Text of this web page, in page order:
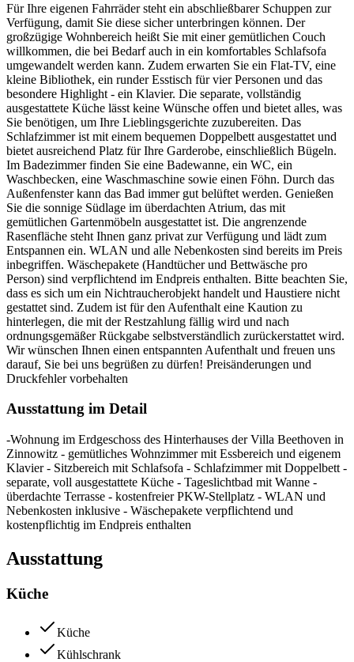
Für Ihre eigenen Fahrräder steht ein abschließbarer Schuppen zur
Verfügung, damit Sie diese sicher unterbringen können. Der
großzügige Wohnbereich heißt Sie mit einer gemütlichen Couch
willkommen, die bei Bedarf auch in ein komfortables Schlafsofa
umgewandelt werden kann. Zudem erwarten Sie ein Flat-TV, eine
kleine Bibliothek, ein runder Esstisch für vier Personen und das
besondere Highlight - ein Klavier. Die separate, vollständig
ausgestattete Küche lässt keine Wünsche offen und bietet alles, was
Sie benötigen, um Ihre Lieblingsgerichte zuzubereiten. Das
Schlafzimmer ist mit einem bequemen Doppelbett ausgestattet und
bietet ausreichend Platz für Ihre Garderobe, einschließlich Bügeln.
Im Badezimmer finden Sie eine Badewanne, ein WC, ein
Waschbecken, eine Waschmaschine sowie einen Föhn. Durch das
Außenfenster kann das Bad immer gut belüftet werden. Genießen
Sie die sonnige Südlage im überdachten Atrium, das mit
gemütlichen Gartenmöbeln ausgestattet ist. Die angrenzende
Rasenfläche steht Ihnen ganz privat zur Verfügung und lädt zum
Entspannen ein. WLAN und alle Nebenkosten sind bereits im Preis
inbegriffen. Wäschepakete (Handtücher und Bettwäsche pro
Person) sind verpflichtend im Endpreis enthalten. Bitte beachten Sie,
dass es sich um ein Nichtraucherobjekt handelt und Haustiere nicht
gestattet sind. Zudem ist für den Aufenthalt eine Kaution zu
hinterlegen, die mit der Restzahlung fällig wird und nach
ordnungsgemäßer Rückgabe selbstverständlich zurückerstattet wird.
Wir wünschen Ihnen einen entspannten Aufenthalt und freuen uns
darauf, Sie bei uns begrüßen zu dürfen! Preisänderungen und
Druckfehler vorbehalten
Ausstattung im Detail
-Wohnung im Erdgeschoss des Hinterhauses der Villa Beethoven in
Zinnowitz - gemütliches Wohnzimmer mit Essbereich und eigenem
Klavier - Sitzbereich mit Schlafsofa - Schlafzimmer mit Doppelbett -
separate, voll ausgestattete Küche - Tageslichtbad mit Wanne -
überdachte Terrasse - kostenfreier PKW-Stellplatz - WLAN und
Nebenkosten inklusive - Wäschepakete verpflichtend und
kostenpflichtig im Endpreis enthalten
Ausstattung
Küche
Küche
Kühlschrank